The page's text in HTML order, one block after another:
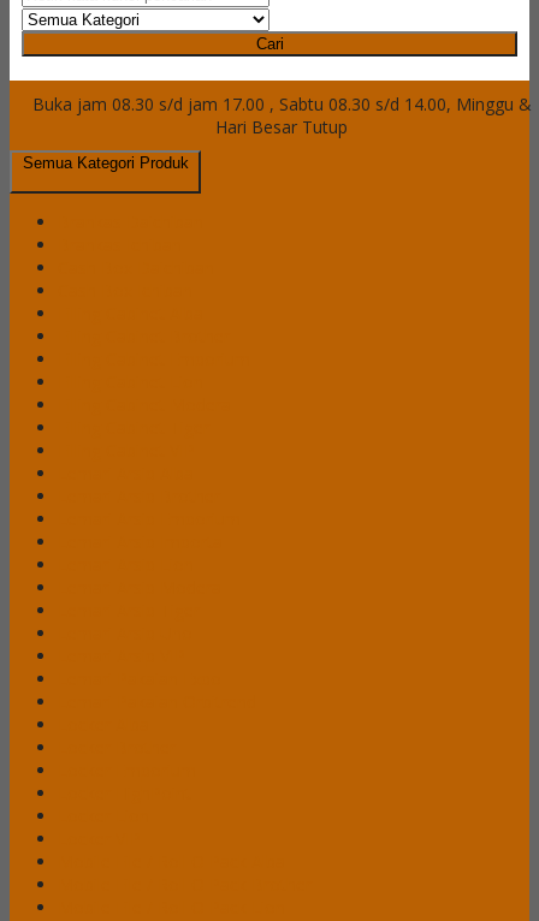
Cari
Buka jam 08.30 s/d jam 17.00 , Sabtu 08.30 s/d 14.00, Minggu &
Hari Besar Tutup
Semua Kategori Produk